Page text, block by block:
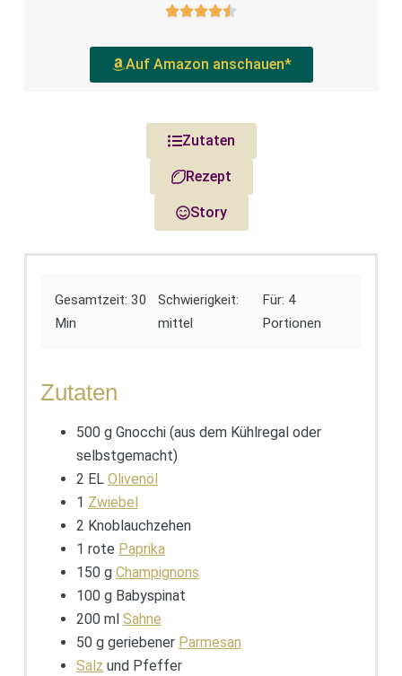
Auf Amazon anschauen*
Zutaten
Rezept
Story
Gesamtzeit: 30
Min
Schwierigkeit:
mittel
Für: 4
Portionen
Zutaten
500 g Gnocchi (aus dem Kühlregal oder
selbstgemacht)
2 EL Olivenöl
1 Zwiebel
2 Knoblauchzehen
1 rote Paprika
150 g Champignons
100 g Babyspinat
200 ml Sahne
50 g geriebener Parmesan
Salz und Pfeffer